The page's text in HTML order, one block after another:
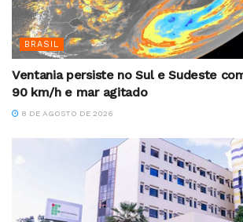
BRASIL
Ventania persiste no Sul e Sudeste
90 km/h e mar agitado
8 DE AGOSTO DE 2026